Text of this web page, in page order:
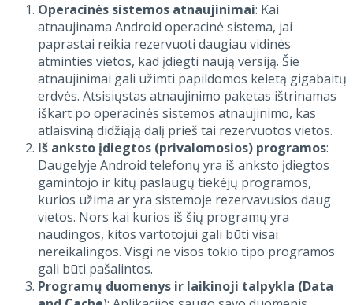
Operacinės sistemos atnaujinimai: Kai
atnaujinama Android operacinė sistema, jai
paprastai reikia rezervuoti daugiau vidinės
atminties vietos, kad įdiegti naują versiją. Šie
atnaujinimai gali užimti papildomos keletą gigabaitų
erdvės. Atsisiųstas atnaujinimo paketas ištrinamas
iškart po operacinės sistemos atnaujinimo, kas
atlaisviną didžiąją dalį prieš tai rezervuotos vietos.
Iš anksto įdiegtos (privalomosios) programos:
Daugelyje Android telefonų yra iš anksto įdiegtos
gamintojo ir kitų paslaugų tiekėjų programos,
kurios užima ar yra sistemoje rezervavusios daug
vietos. Nors kai kurios iš šių programų yra
naudingos, kitos vartotojui gali būti visai
nereikalingos. Visgi ne visos tokio tipo programos
gali būti pašalintos.
Programų duomenys ir laikinoji talpykla (Data